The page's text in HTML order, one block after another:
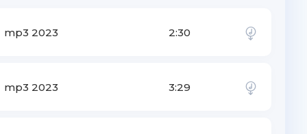
mp3 2023 2:30
mp3 2023 3:29